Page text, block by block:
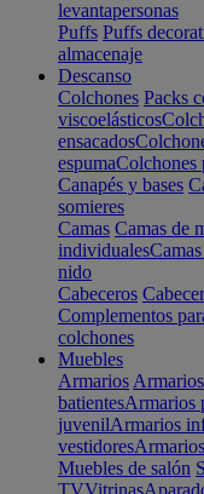
levantapersonas
Puffs Puffs
almacenaje
Descanso
Colchones Packs
viscoelásticos
ensacados
espumaColchones
Canapés y bases
somieres
Camas Camas de
individuales
nido
Cabeceros
Complementos
colchones
Muebles
Armarios
batientesArmarios
juvenilArmarios
vestidores
Muebles de salón
TVVitrinas